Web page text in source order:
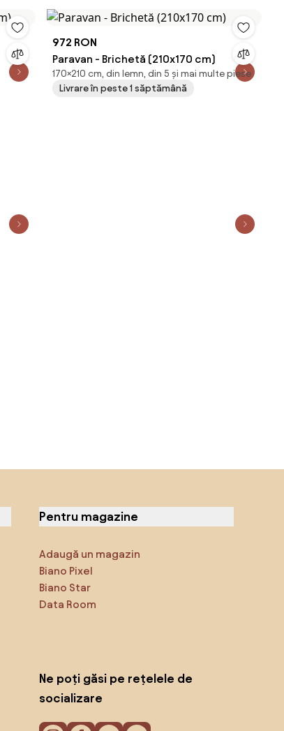
972 RON
Paravan - Brichetă (210x170 cm)
170×210 cm, din lemn, din 5 și mai multe piese
Livrare în peste 1 săptămână
Pentru magazine
Adaugă un magazin
Biano Pixel
Biano Star
Data Room
Ne poți găsi pe rețelele de
socializare